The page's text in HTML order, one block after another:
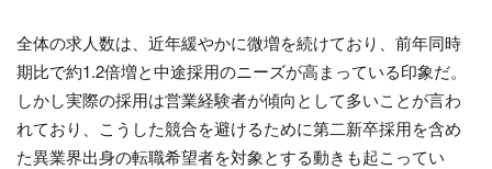
全体の求人数は、近年緩やかに微増を続けており、前年同時
期比で約1.2倍増と中途採用のニーズが高まっている印象だ。
しかし実際の採用は営業経験者が傾向として多いことが言わ
れており、こうした競合を避けるために第二新卒採用を含め
た異業界出身の転職希望者を対象とする動きも起こってい